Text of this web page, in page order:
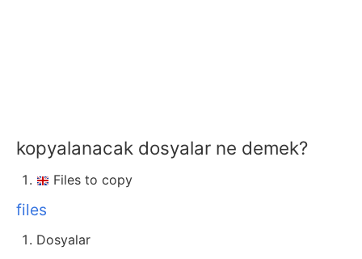
kopyalanacak dosyalar ne demek?
Files to copy
files
Dosyalar